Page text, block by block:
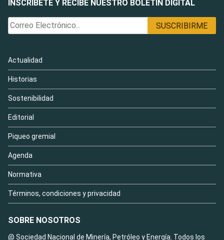
INSCRÍBETE Y RECIBE NUESTRO BOLETÍN DIGITAL
Actualidad
Historias
Sostenibilidad
Editorial
Piqueo gremial
Agenda
Normativa
Términos, condiciones y privacidad
SOBRE NOSOTROS
@ Sociedad Nacional de Minería, Petróleo y Energía. Todos los